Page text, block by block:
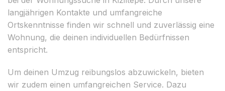
langjährigen Kontakte und umfangreiche
Ortskenntnisse finden wir schnell und zuverlässig eine
Wohnung, die deinen individuellen Bedürfnissen
entspricht.
Um deinen Umzug reibungslos abzuwickeln, bieten
wir zudem einen umfangreichen Service. Dazu